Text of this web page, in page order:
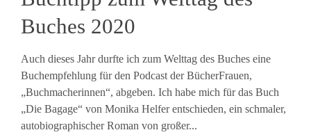
Buches 2020
Auch dieses Jahr durfte ich zum Welttag des Buches eine
Buchempfehlung für den Podcast der BücherFrauen,
„Buchmacherinnen“, abgeben. Ich habe mich für das Buch
„Die Bagage“ von Monika Helfer entschieden, ein schmaler,
autobiographischer Roman von großer...